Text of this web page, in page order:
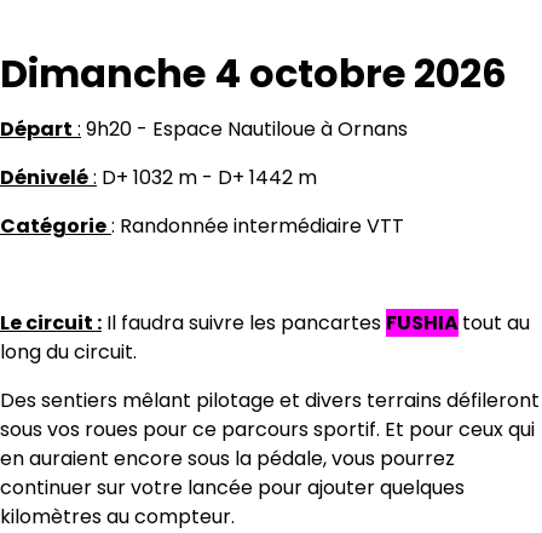
Dimanche 4 octobre 2026
Départ : 9h20 - Espace Nautiloue à Ornans
Dénivelé: D+ 1032 m - D+ 1442 m
Catégorie: Randonnée intermédiaire VTT
Le circuit : Il faudra suivre les pancartes FUSHIAtout au
long du circuit.
Des sentiers mêlant pilotage et divers terrains défileront
sous vos roues pour ce parcours sportif. Et pour ceux qui
en auraient encore sous la pédale, vous pourrez
continuer sur votre lancée pour ajouter quelques
kilomètres au compteur.